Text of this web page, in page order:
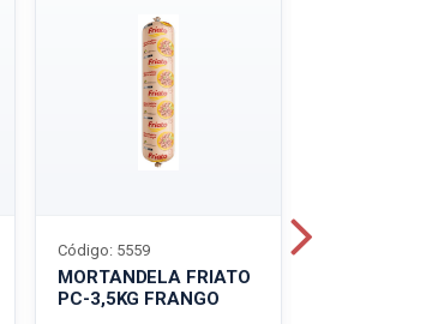
MORTANDELA FRIATO
PC-3,5KG FRANGO
Código: 5559